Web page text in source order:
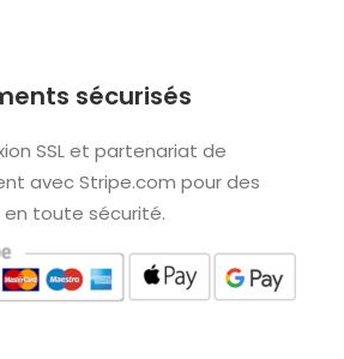
sécurisés
SSL et partenariat de
avec Stripe.com pour des
toute sécurité.